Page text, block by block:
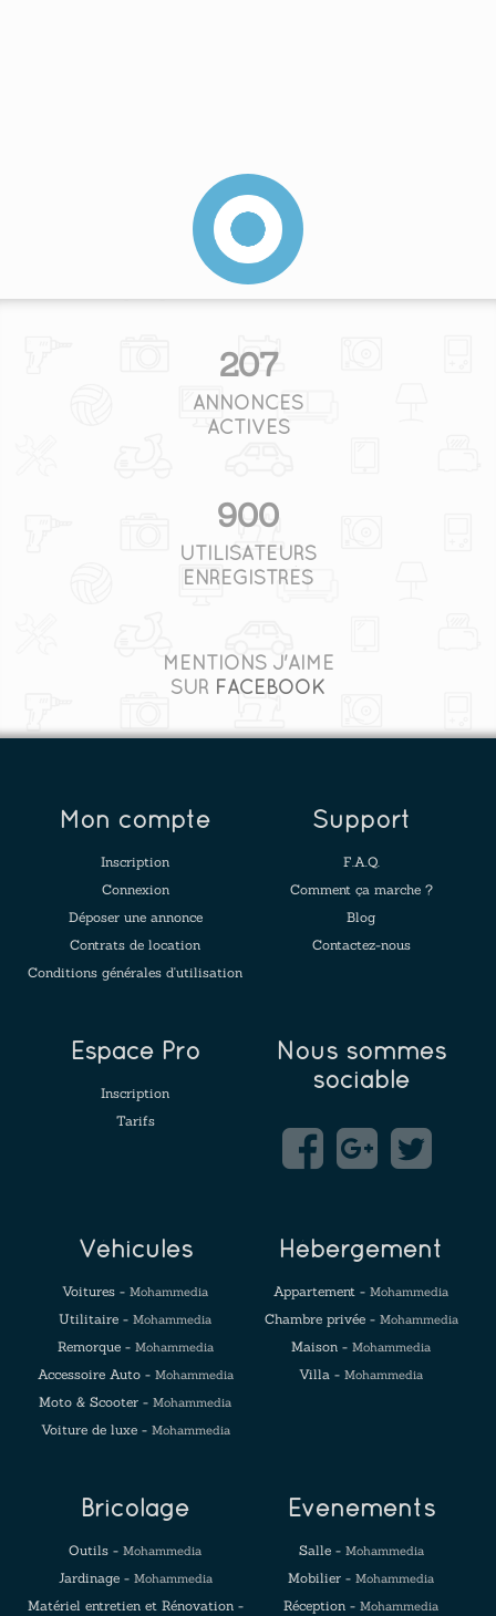
207
ANNONCES
ACTIVES
900
UTILISATEURS
ENREGISTRÉS
MENTIONS J'AIME
SUR FACEBOOK
Mon compte
Inscription
Connexion
Déposer une annonce
Contrats de location
Conditions générales d'utilisation
Support
F.A.Q.
Comment ça marche ?
Blog
Contactez-nous
Espace Pro
Inscription
Tarifs
Nous sommes
sociable
Véhicules
Voitures - Mohammedia
Utilitaire - Mohammedia
Remorque - Mohammedia
Accessoire Auto - Mohammedia
Moto & Scooter - Mohammedia
Voiture de luxe - Mohammedia
Hébergement
Appartement - Mohammedia
Chambre privée - Mohammedia
Maison - Mohammedia
Villa - Mohammedia
Bricolage
Outils - Mohammedia
Jardinage - Mohammedia
Matériel entretien et Rénovation -
Evenements
Salle - Mohammedia
Mobilier - Mohammedia
Réception - Mohammedia